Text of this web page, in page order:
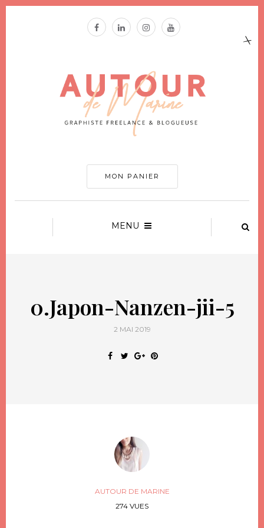
MON PANIER
MENU
0.Japon-Nanzen-jii-5
2 MAI 2019
AUTOUR DE MARINE
274 VUES